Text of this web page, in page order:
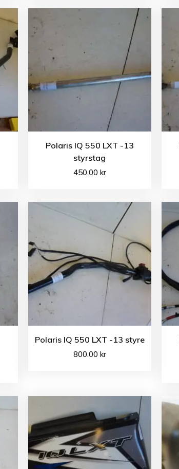
Polaris IQ 550 LXT -13
styrstag
450.00 kr
Polaris IQ 550 LXT -13 styre
800.00 kr